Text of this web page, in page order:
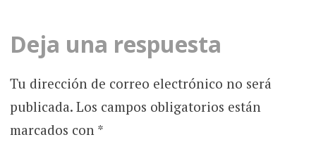
Deja una respuesta
Tu dirección de correo electrónico no será
publicada. Los campos obligatorios están
marcados con *